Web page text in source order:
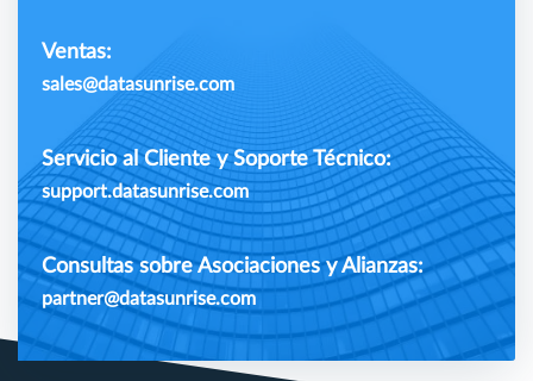
Ventas:
sales@datasunrise.com
Servicio al Cliente y Soporte Técnico:
support.datasunrise.com
Consultas sobre Asociaciones y Alianzas:
partner@datasunrise.com